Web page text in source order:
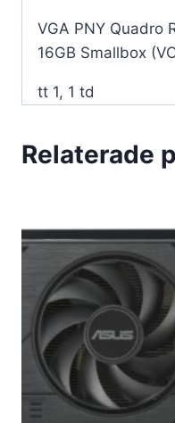
VGA PNY Quadro
16GB Smallbox
tt 1, 1 td
Relaterade